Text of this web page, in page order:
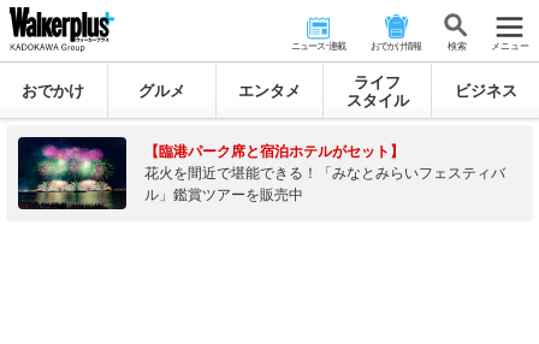
ニュース･連載 おでかけ情報 検 索 メニュー
おでかけ グルメ エンタメ
ライフ
スタイル
ビジネス
【臨港パーク席と宿泊ホテルがセット】
花火を間近で堪能できる！「みなとみらいフェスティバ
ル」鑑賞ツアーを販売中